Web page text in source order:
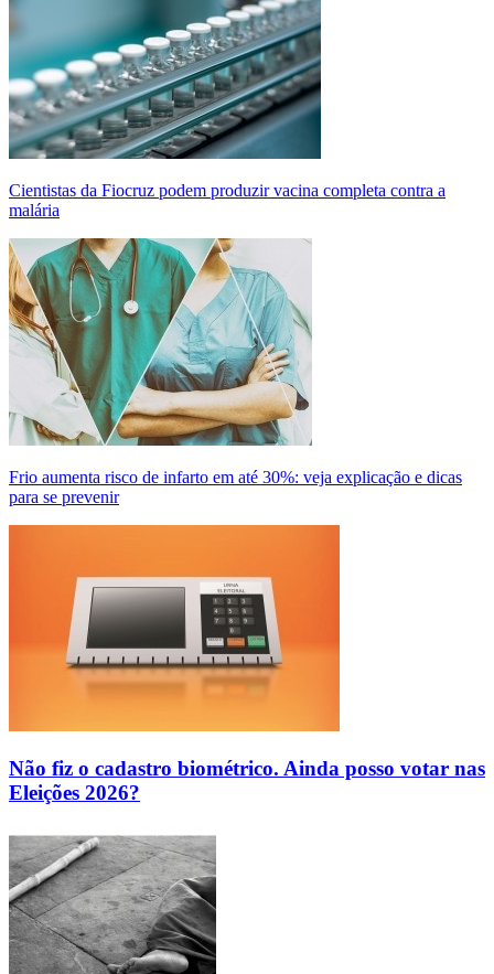
Cientistas da Fiocruz podem produzir vacina completa contra a
malária
Frio aumenta risco de infarto em até 30%: veja explicação e dicas
para se prevenir
Não fiz o cadastro biométrico. Ainda posso votar nas
Eleições 2026?